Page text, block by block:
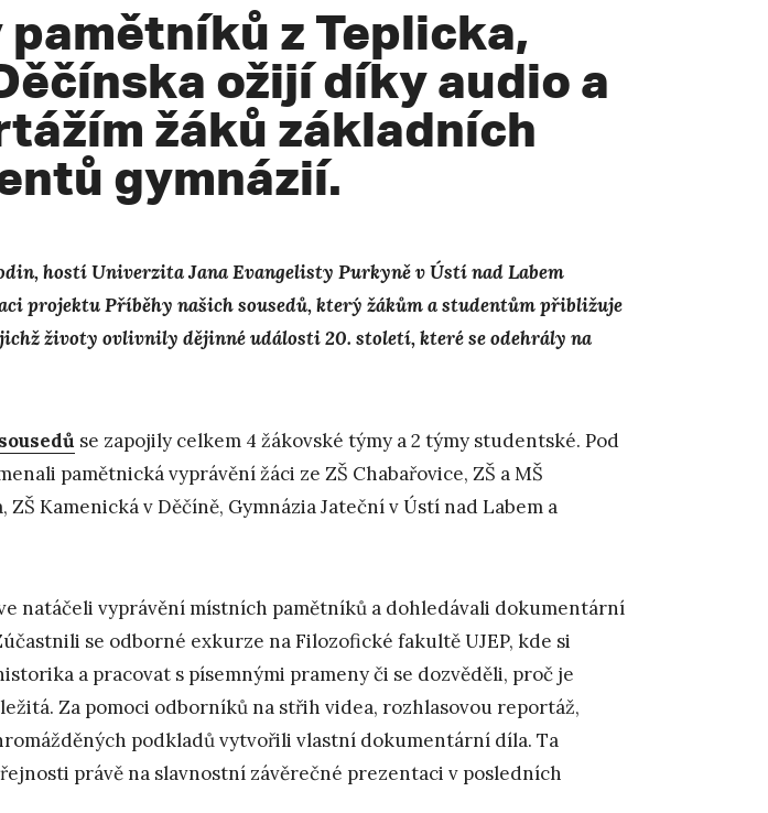
z Teplicka,
ožijí díky audio a
žáků základních
gymnázií.
hostí Univerzita Jana Evangelisty Purkyně v Ústí nad Labem
projektu Příběhy našich sousedů, který žákům a studentům přibližuje
životy ovlivnily dějinné události 20. století, které se odehrály na
se zapojily celkem 4 žákovské týmy a 2 týmy studentské. Pod
pamětnická vyprávění žáci ze ZŠ Chabařovice, ZŠ a MŠ
ZŠ Kamenická v Děčíně, Gymnázia Jateční v Ústí nad Labem a
natáčeli vyprávění místních pamětníků a dohledávali dokumentární
se odborné exkurze na Filozofické fakultě UJEP, kde si
a pracovat s písemnými prameny či se dozvěděli, proč je
Za pomoci odborníků na střih videa, rozhlasovou reportáž,
podkladů vytvořili vlastní dokumentární díla. Ta
právě na slavnostní závěrečné prezentaci v posledních